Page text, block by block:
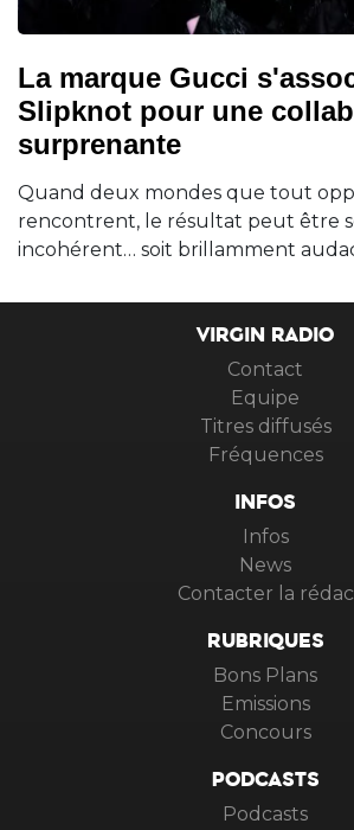
La marque Gucci
Slipknot pour une
surprenante
Quand deux mondes que tout
rencontrent, le résultat peut être
incohérent… soit brillamment
VIRGIN RADIO
Contact
Equipe
Titres diffusés
Fréquences
INFOS
Infos
News
Contacter la rédac
RUBRIQUES
Bons Plans
Emissions
Concours
PODCASTS
Podcasts